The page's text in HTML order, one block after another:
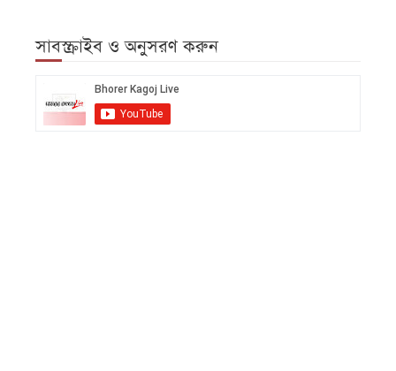
সাবস্ক্রাইব ও অনুসরণ করুন